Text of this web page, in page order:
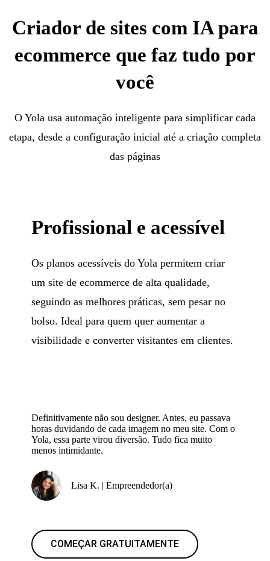
Criador de sites com IA para
ecommerce que faz tudo por
você
O Yola usa automação inteligente para simplificar cada
etapa, desde a configuração inicial até a criação completa
das páginas
Profissional e acessível
Os planos acessíveis do Yola permitem criar
um site de ecommerce de alta qualidade,
seguindo as melhores práticas, sem pesar no
bolso. Ideal para quem quer aumentar a
visibilidade e converter visitantes em clientes.
Definitivamente não sou designer. Antes, eu passava
horas duvidando de cada imagem no meu site. Com o
Yola, essa parte virou diversão. Tudo fica muito
menos intimidante.
Lisa K. | Empreendedor(a)
COMEÇAR GRATUITAMENTE